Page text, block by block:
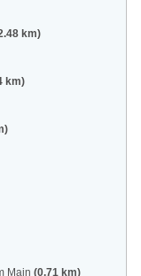
km)
km)
Main (0.71 km)